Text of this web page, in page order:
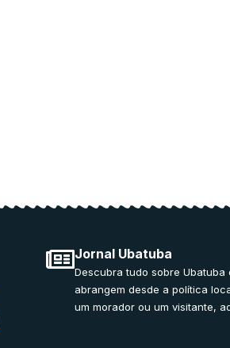
Jornal Ubatuba
Descubra tudo sobre
abrangem desde a política
um morador ou um visitante,